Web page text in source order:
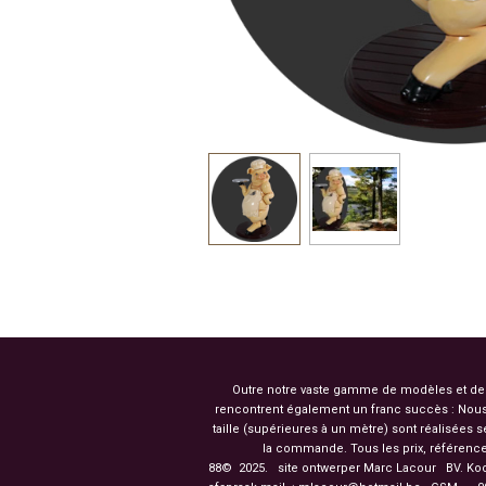
Outre notre vaste gamme de modèles et
rencontrent également un franc succès :
taille (supérieures à un mètre) sont réalisées
la commande. Tous les prix,
88© 2025. site ontwerper Marc Lacour BV.